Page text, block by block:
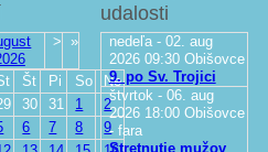
> »
Št Pi So
Ne
30 31 1
2
6 7 8
9
udalosti
nedeľa - 02. aug
2026 09:30 Obišovce
9. po Sv. Trojici
štvrtok - 06. aug
2026 18:00 Obišovce
- fara
Stretnutie mužov